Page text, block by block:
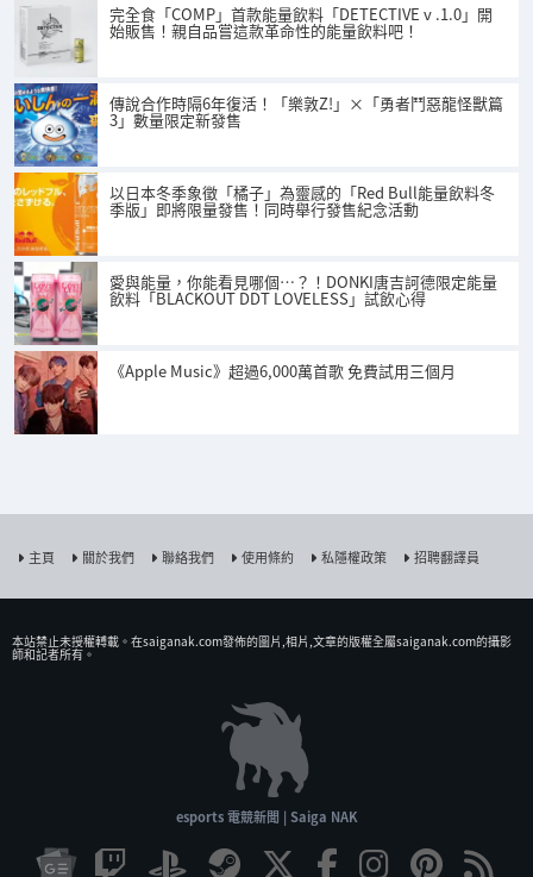
完全食「COMP」首款能量飲料「DETECTIVE v .1.0」開
始販售！親自品嘗這款革命性的能量飲料吧！
傳說合作時隔6年復活！「樂敦Z!」×「勇者鬥惡龍怪獸篇
3」數量限定新發售
以日本冬季象徵「橘子」為靈感的「Red Bull能量飲料冬
季版」即將限量發售！同時舉行發售紀念活動
愛與能量，你能看見哪個…？！DONKI唐吉訶德限定能量
飲料「BLACKOUT DDT LOVELESS」試飲心得
《Apple Music》超過6,000萬首歌 免費試用三個月
主頁 關於我們 聯絡我們 使用條約 私隱權政策 招聘翻譯員
本站禁止未授權𨍭載。在saiganak.com發佈的圖片,相片,文章的版權全屬saiganak.com的攝影
師和記者所有。
esports 電競新聞 | Saiga NAK